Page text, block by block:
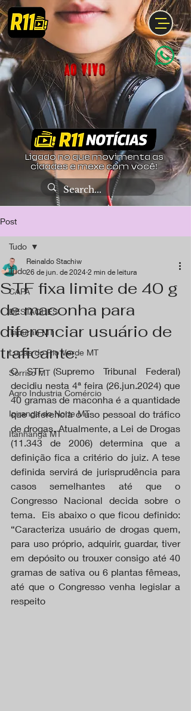
Ligado no que movimenta as
cidades e mexe com você!
Post
Tudo
CAPA
DESTAQUES
Tapurah MT
Lucas do Rio Verde MT
Sorriso MT
Agro Industria Comércio
Ipiranga do Norte MT
Itanhangá MT
Tudo
STF fixa limite de 40 g
de maconha para
diferenciar usuário de
traficante.
Reinaldo Stachiw
26 de jun. de 2024 2 min de leitura
O STF (Supremo Tribunal Federal)
decidiu nesta 4ª feira (26.jun.2024) que
40 gramas de maconha é a quantidade
que diferencia o uso pessoal do tráfico
de drogas. Atualmente, a Lei de Drogas
(11.343 de 2006) determina que a
definição fica a critério do juiz. A tese
definida servirá de jurisprudência para
casos semelhantes até que o
Congresso Nacional decida sobre o
tema.  Eis abaixo o que ficou definido:
“Caracteriza usuário de drogas quem,
para uso próprio, adquirir, guardar, tiver
em depósito ou trouxer consigo até 40
gramas de sativa ou 6 plantas fêmeas,
até que o Congresso venha legislar a
respeito